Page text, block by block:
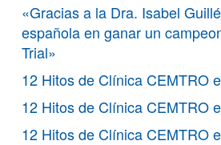
«Gracias a la Dra. Isabel
española en ganar un
Trial»
12 Hitos de Clínica CEMTRO
12 Hitos de Clínica CEMTRO
12 Hitos de Clínica CEMTRO